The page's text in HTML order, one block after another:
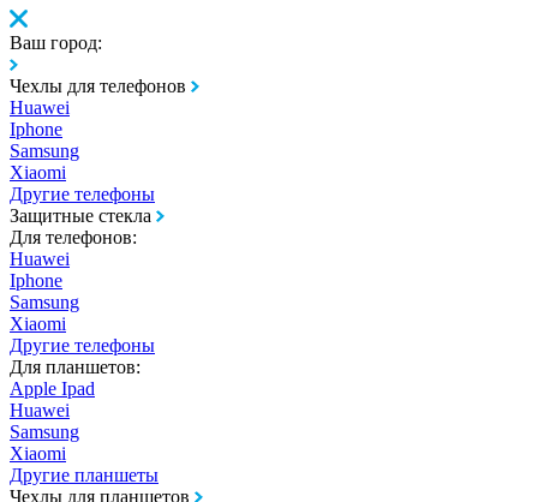
Ваш город:
Чехлы для телефонов
Huawei
Iphone
Samsung
Xiaomi
Другие телефоны
Защитные стекла
Для телефонов:
Huawei
Iphone
Samsung
Xiaomi
Другие телефоны
Для планшетов:
Apple Ipad
Huawei
Samsung
Xiaomi
Другие планшеты
Чехлы для планшетов